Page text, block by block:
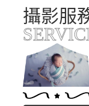
攝影服